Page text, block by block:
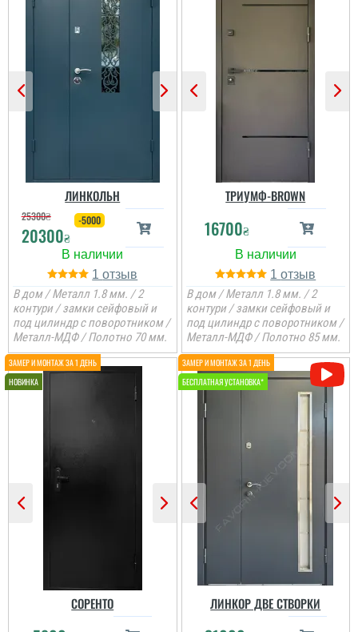
ЛИНКОЛЬН
25300₴
20300₴
-5000
1
В дом / Металл 1.8 мм. / 2
контури / замки сейфовый и
под цилиндр с поворотником /
Металл-МДФ / Полотно 70 мм.
ТРИУМФ-BROWN
16700₴
1
В дом / Металл 1.8 мм. / 2
контури / замки сейфовый и
под цилиндр с поворотником /
Металл-МДФ / Полотно 85 мм.
СОРЕНТО ЛИНКОР ДВЕ СТВОРКИ